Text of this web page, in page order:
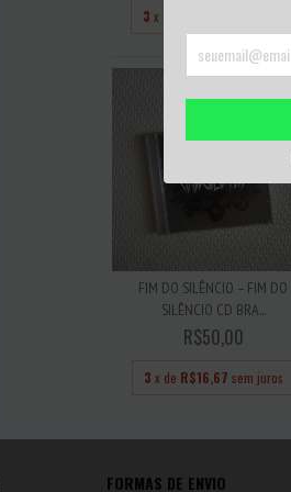
3 x de
FIM DO SILÊNCIO – FIM DO
SILÊNCIO CD BRA...
R$50,00
3 x de R$16,67 sem juros
FORMAS DE ENVIO